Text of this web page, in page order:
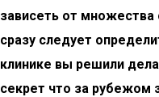
зависеть от
сразу следует
клинике вы решили
секрет что за рубежом